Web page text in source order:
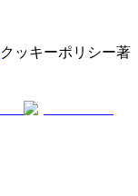
クッキーポリシー著